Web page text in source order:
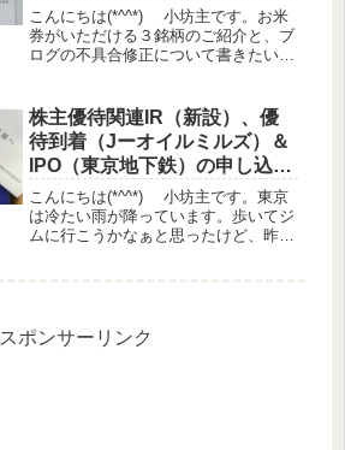
こんにちは(*^^*) 小坊主です。お米
券がいただける３銘柄のご紹介と、ブ
ログの不具合修正について書きたいと
▲0.15%優待指数 +0.26%（うっ
どさん調べ）...
株主優待関連IR（新設）、優
待到着（Jーオイルミルズ）＆
IPO（東京地下鉄）の申し込
み。
こんにちは(*^^*) 小坊主です。東京
は冷たい雨が降っています。歩いてジ
ムに行こうかなぁと思ったけど、昨日
スポンサーリンク